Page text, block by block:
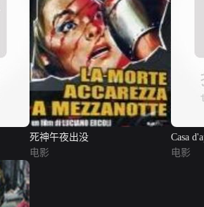
死神午夜出没
电影
Casa
电影